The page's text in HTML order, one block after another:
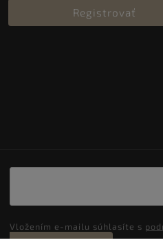
Registrovať
Vložením e-mailu súhlasíte s